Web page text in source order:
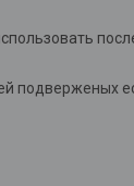
подверженых